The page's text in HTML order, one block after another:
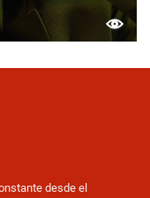
desde el